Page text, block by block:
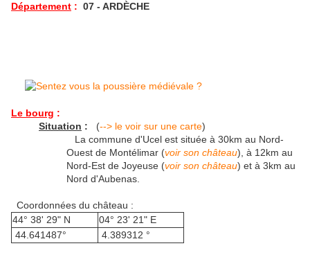
Département : 07 - ARDÈCHE
Le bourg :
Situation : (--> le voir sur une carte)
La commune d'Ucel est située à 30km au Nord-
Ouest de Montélimar (voir son château), à 12km au
Nord-Est de Joyeuse (voir son château) et à 3km au
Nord d'Aubenas.
Coordonnées du château :
44° 38' 29" N
04° 23' 21" E
44.641487°
4.389312 °